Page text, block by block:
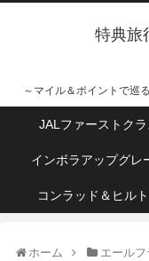
特典旅
～マイル＆ポイントで巡
JALファーストクラ
インボラアップグレ
コンラッド＆ヒル
ホーム エールフ